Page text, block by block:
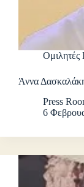
Ομιλητές
Άννα
Press
6